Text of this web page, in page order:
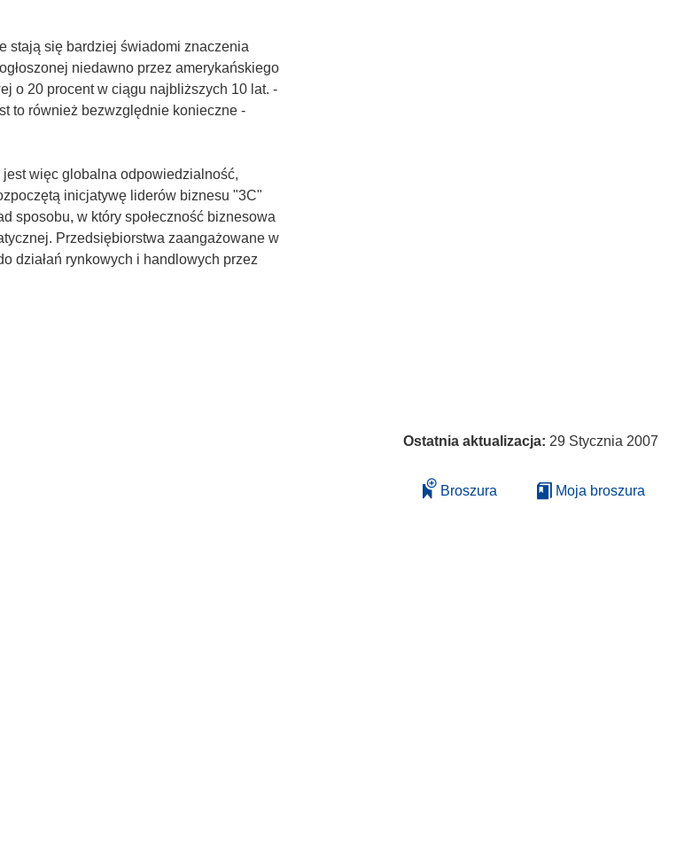
stają się bardziej świadomi znaczenia
niedawno przez amerykańskiego
o 20 procent w ciągu najbliższych 10 lat. -
to również bezwzględnie konieczne -
więc globalna odpowiedzialność,
inicjatywę liderów biznesu "3C"
sposobu, w który społeczność biznesowa
Przedsiębiorstwa zaangażowane w
działań rynkowych i handlowych przez
Ostatnia aktualizacja: 29 Stycznia 2007
Broszura Moja broszura